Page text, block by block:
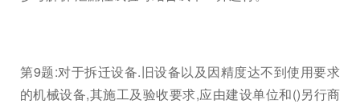
第9题:对于拆迁设备.旧设备以及因精度达不到使用要求
的机械设备,其施工及验收要求,应由建设单位和()另行商